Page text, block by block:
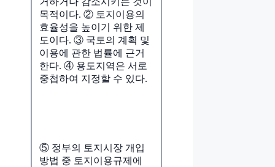
목적이다. ② 토지이용의
효율성을 높이기 위한 제
도이다. ③ 국토의 계획 및
이용에 관한 법률에 근거
한다. ④ 용도지역은 서로
중첩하여 지정할 수 있다.
⑤ 정부의 토지시장 개입
방법 중 토지이용규제에